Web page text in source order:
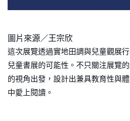
圖片來源／王宗欣
這次展覽透過實地田調與兒童觀展
兒童書展的可能性。不只關注展覽
的視角出發，設計出兼具教育性與
中愛上閱讀。